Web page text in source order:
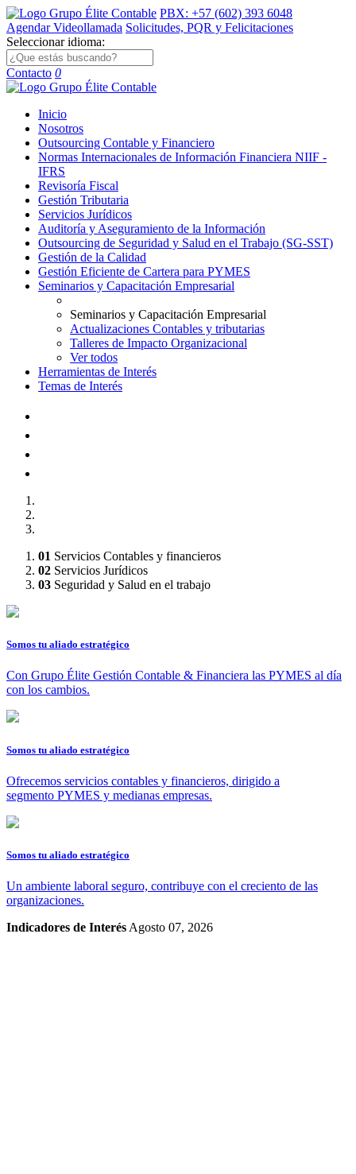
PBX: +57 (602) 393 6048
Agendar Videollamada Solicitudes, PQR y Felicitaciones
Seleccionar idioma:
Contacto 0
Inicio
Nosotros
Outsourcing Contable y Financiero
Normas Internacionales de Información Financiera NIIF -
IFRS
Revisoría Fiscal
Gestión Tributaria
Servicios Jurídicos
Auditoría y Aseguramiento de la Información
Outsourcing de Seguridad y Salud en el Trabajo (SG-SST)
Gestión de la Calidad
Gestión Eficiente de Cartera para PYMES
Seminarios y Capacitación Empresarial
Seminarios y Capacitación Empresarial
Actualizaciones Contables y tributarias
Talleres de Impacto Organizacional
Ver todos
Herramientas de Interés
Temas de Interés
01 Servicios Contables y financieros
02 Servicios Jurídicos
03 Seguridad y Salud en el trabajo
Somos tu aliado estratégico
Con Grupo Élite Gestión Contable & Financiera las PYMES al día
con los cambios.
Somos tu aliado estratégico
Ofrecemos servicios contables y financieros, dirigido a
segmento PYMES y medianas empresas.
Somos tu aliado estratégico
Un ambiente laboral seguro, contribuye con el creciento de las
organizaciones.
Indicadores de Interés Agosto 07, 2026